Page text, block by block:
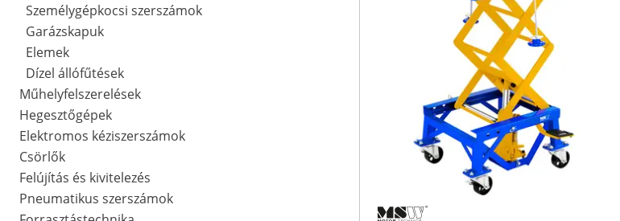
Személygépkocsi szerszámok
Garázskapuk
Elemek
Dízel állófűtések
Műhelyfelszerelések
Hegesztőgépek
Elektromos kéziszerszámok
Csörlők
Felújítás és kivitelezés
Pneumatikus szerszámok